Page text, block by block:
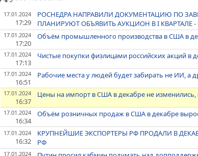
17.01.2024
17:29
РОСНЕДРА НАПРАВИЛИ ДОКУМЕНТАЦИЮ ПО
ПЛАНИРУЮТ ОБЪЯВИТЬ АУКЦИОН В I КВАРТАЛЕ
17.01.2024
17:20
Объём промышленного производства в США в
17.01.2024
17:13
Чистые покупки физлицами российских акций в
17.01.2024
16:51
Рабочие места у людей будет забирать не ИИ, а
17.01.2024
16:37
Цены на импорт в США в декабре не изменились,
17.01.2024
16:34
Объём розничных продаж в США в декабре
17.01.2024
16:32
КРУПНЕЙШИЕ ЭКСПОРТЕРЫ РФ ПРОДАЛИ В
РФ
17.01.2024